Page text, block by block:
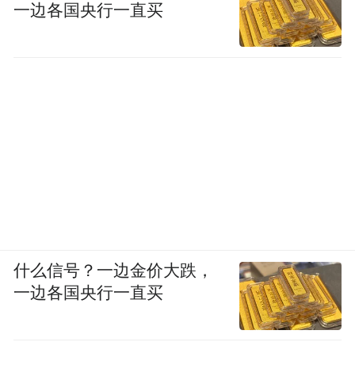
一边各国央行一直买
什么信号？一边金价大跌，
一边各国央行一直买